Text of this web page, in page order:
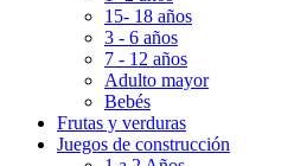
15- 18 años
3 - 6 años
7 - 12 años
Adulto mayor
Bebés
Frutas y verduras
Juegos de construcción